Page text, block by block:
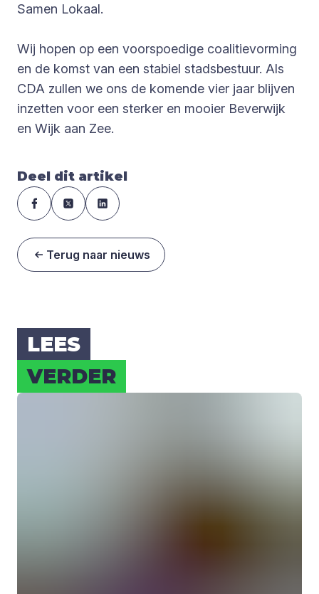
Samen Lokaal.
Wij hopen op een voorspoedige coalitievorming
en de komst van een stabiel stadsbestuur. Als
CDA zullen we ons de komende vier jaar blijven
inzetten voor een sterker en mooier Beverwijk
en Wijk aan Zee.
Deel dit artikel
Terug naar nieuws
LEES
VER­DER